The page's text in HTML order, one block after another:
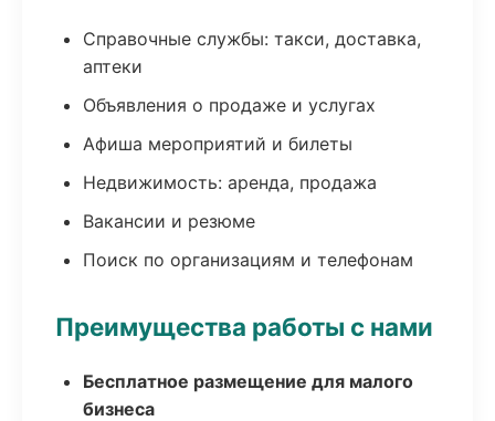
Справочные службы: такси, доставка,
аптеки
Объявления о продаже и услугах
Афиша мероприятий и билеты
Недвижимость: аренда, продажа
Вакансии и резюме
Поиск по организациям и телефонам
Преимущества работы с нами
Бесплатное размещение для малого
бизнеса